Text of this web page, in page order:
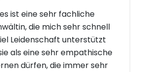
ist eine sehr fachliche
die mich sehr schnell
Leidenschaft unterstützt
als eine sehr empathische
dürfen, die immer sehr